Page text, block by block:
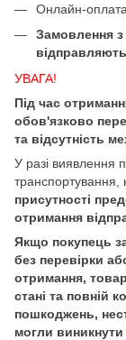
Онлайн-
Замовлення з
УВАГА!
Під час
обов'язково
та відсутність
У разі виявлення
транспортування,
присутності
отримання
Якщо покупець
без перевірки
отримання,
стані та повній
пошкоджень,
могли виникнути